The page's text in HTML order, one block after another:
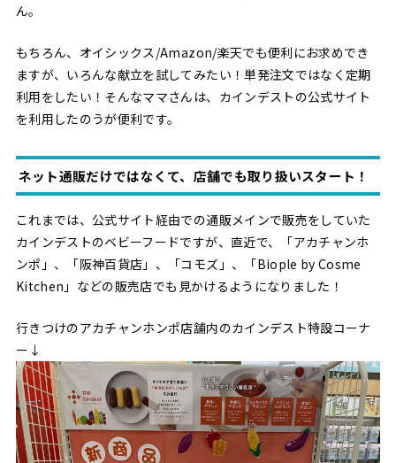
ん。
もちろん、オイシックス/Amazon/楽天でも便利にお求めでき
ますが、いろんな献立を試してみたい！単発注文ではなく定期
利用をしたい！そんなママさんは、カインデストの公式サイト
を利用したのうが便利です。
ネット通販だけではなくて、店舗でも取り扱いスタート！
これまでは、公式サイト経由での通販メインで販売をしていた
カインデストのベビーフードですが、直近で、「アカチャンホ
ンポ」、「阪神百貨店」、「コモズ」、「Biople by Cosme
Kitchen」などの販売店でも見かけるようになりました！
行きつけのアカチャンホンポ店舗内のカインデスト特設コーナ
ー↓